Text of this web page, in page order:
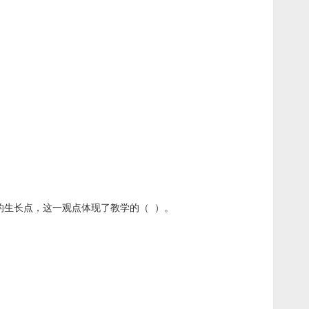
长点，这一观点体现了教学的（ ）。